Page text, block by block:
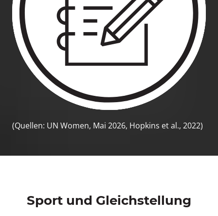
(Quellen: UN Women, Mai 2026, Hopkins et al., 2022)
Sport und Gleichstellung